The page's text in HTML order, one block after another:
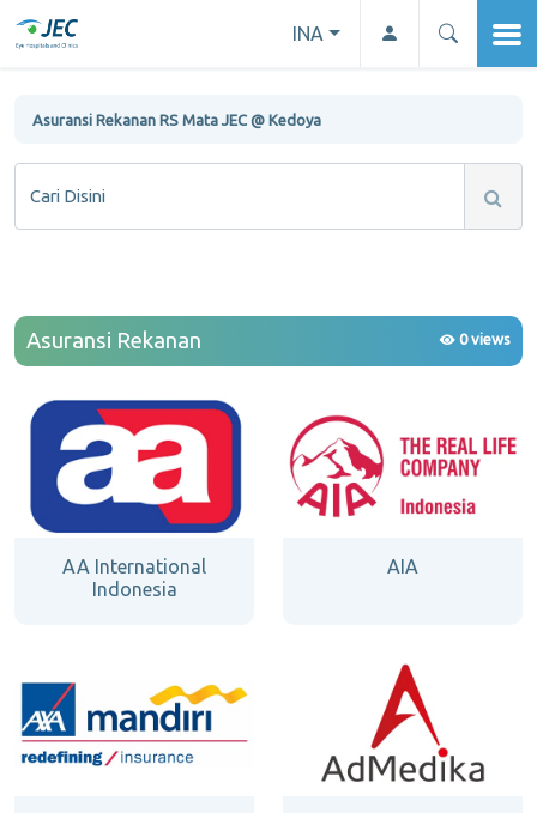
INA
Asuransi Rekanan RS Mata JEC @ Kedoya
Cari Disini
Asuransi Rekanan 0 views
AA International
Indonesia
AIA